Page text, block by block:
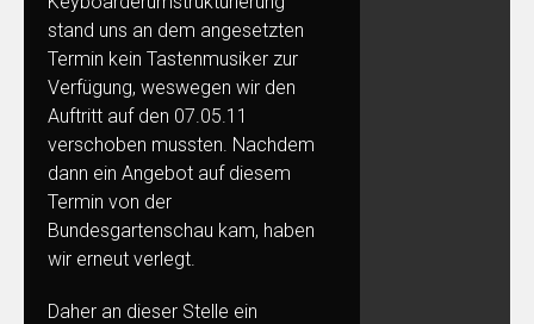
stand uns an dem angesetzten
Termin kein Tastenmusiker zur
Verfügung, weswegen wir den
Auftritt auf den 07.05.11
verschoben mussten. Nachdem
dann ein Angebot auf diesem
Termin von der
Bundesgartenschau kam, haben
wir erneut verlegt.
Daher an dieser Stelle ein